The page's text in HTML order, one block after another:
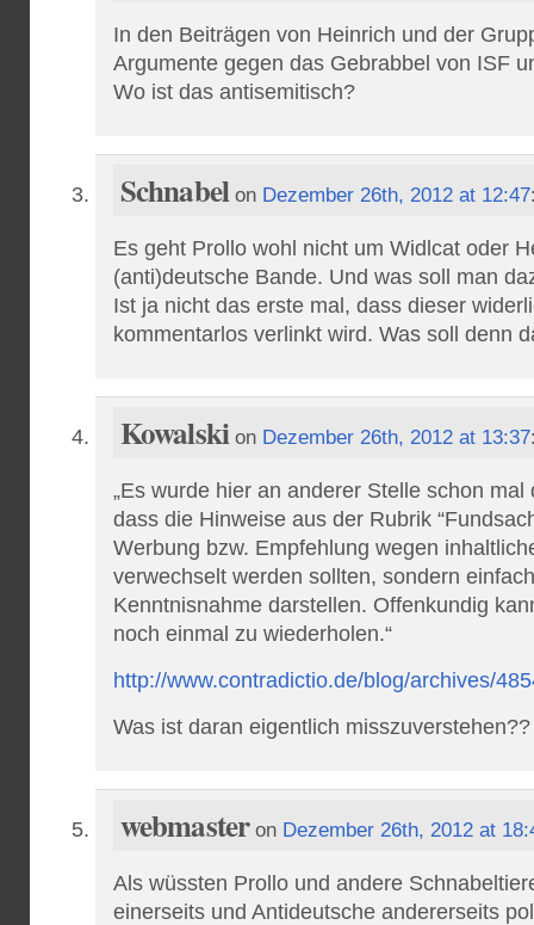
In den Beiträgen von Heinrich und der
Argumente gegen das Gebrabbel von ISF
Wo ist das antisemitisch?
Schnabelon Dezember 26th, 2012 at 12:47
Es geht Prollo wohl nicht um Widlcat oder
(anti)deutsche Bande. Und was soll man
Ist ja nicht das erste mal, dass dieser
kommentarlos verlinkt wird. Was soll denn
Kowalskion Dezember 26th, 2012 at 13:37
„Es wurde hier an anderer Stelle schon
dass die Hinweise aus der Rubrik
Werbung bzw. Empfehlung wegen
verwechselt werden sollten, sondern
Kenntnisnahme darstellen. Offenkundig
noch einmal zu wiederholen.“
http://www.contradictio.de/blog/archives/
Was ist daran eigentlich misszuverstehen??
webmasteron Dezember 26th, 2012 at
Als wüssten Prollo und andere
einerseits und Antideutsche andererseits